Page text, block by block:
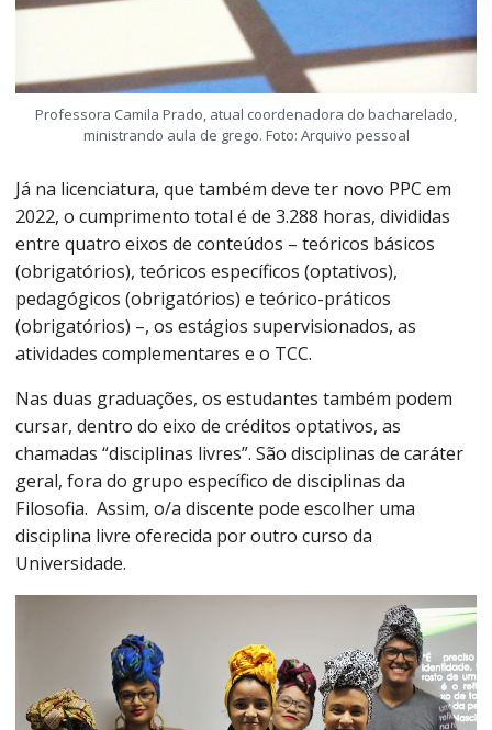
Professora Camila Prado, atual coordenadora do bacharelado,
ministrando aula de grego. Foto: Arquivo pessoal
Já na licenciatura, que também deve ter novo PPC em
2022, o cumprimento total é de 3.288 horas, divididas
entre quatro eixos de conteúdos – teóricos básicos
(obrigatórios), teóricos específicos (optativos),
pedagógicos (obrigatórios) e teórico-práticos
(obrigatórios) –, os estágios supervisionados, as
atividades complementares e o TCC.
Nas duas graduações, os estudantes também podem
cursar, dentro do eixo de créditos optativos, as
chamadas “disciplinas livres”. São disciplinas de caráter
geral, fora do grupo específico de disciplinas da
Filosofia. Assim, o/a discente pode escolher uma
disciplina livre oferecida por outro curso da
Universidade.